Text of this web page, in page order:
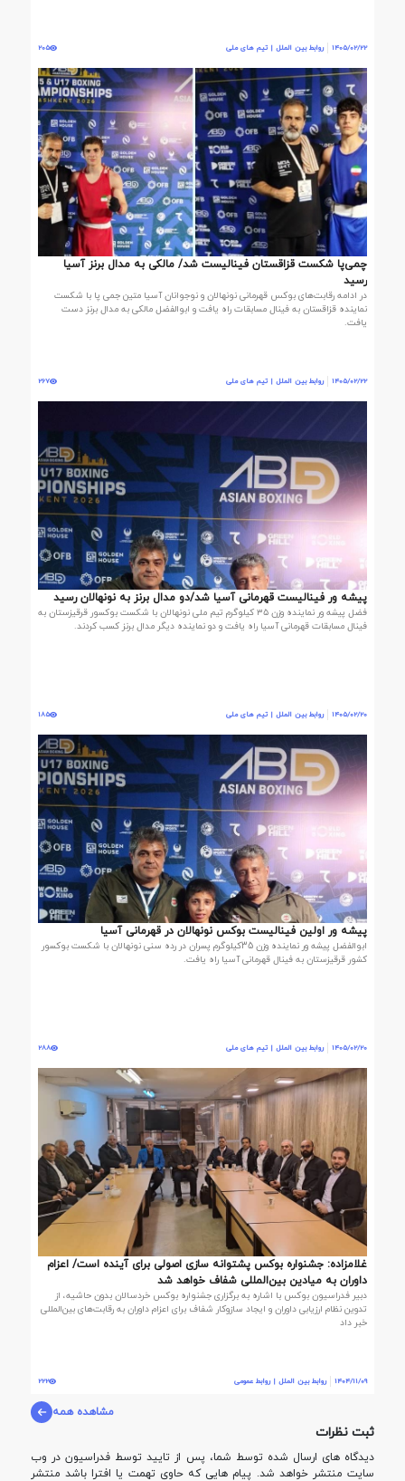
1405/02/22 روابط بین الملل | تیم های ملی 205
چمی‌پا شکست قزاقستان فینالیست شد/ مالکی به مدال برنز آسیا
رسید
در ادامه رقابت‌های بوکس قهرمانی نونهالان و نوجوانان آسیا متین جمی پا با شکست
نماینده قزاقستان به فینال مسابقات راه یافت و ابوالفضل مالکی به مدال برنز دست
یافت.
1405/02/22 روابط بین الملل | تیم های ملی 267
پیشه ور فینالیست قهرمانی آسیا شد/دو مدال برنز به نونهالان رسید
فضل پیشه ور نماینده وزن ۳۵ کیلوگرم تیم ملی نونهالان با شکست بوکسور قرقیزستان به
فینال مسابقات قهرمانی آسیا راه یافت و دو نماینده دیگر مدال برنز کسب کردند.
1405/02/20 روابط بین الملل | تیم های ملی 185
پیشه ور اولین فینالیست بوکس نونهالان در قهرمانی آسیا
ابوالفضل پیشه ور نماینده وزن 35کیلوگرم پسران در رده سنی نونهالان با شکست بوکسور
کشور قرقیزستان به فینال قهرمانی آسیا راه یافت.
1405/02/20 روابط بین الملل | تیم های ملی 288
غلامزاده: جشنواره بوکس پشتوانه سازی اصولی برای آینده است/ اعزام
داوران به میادین بین‌المللی شفاف خواهد شد
دبیر فدراسیون بوکس با اشاره به برگزاری جشنواره بوکس خردسالان بدون حاشیه، از
تدوین نظام ارزیابی داوران و ایجاد سازوکار شفاف برای اعزام داوران به رقابت‌های بین‌المللی
خبر داد
1404/11/09 روابط بین الملل | روابط عمومی 222
مشاهده همه
ثبت نظرات
دیدگاه های ارسال شده توسط شما، پس از تایید توسط فدراسيون در وب
سایت منتشر خواهد شد. پیام هایی که حاوی تهمت یا افترا باشد منتشر